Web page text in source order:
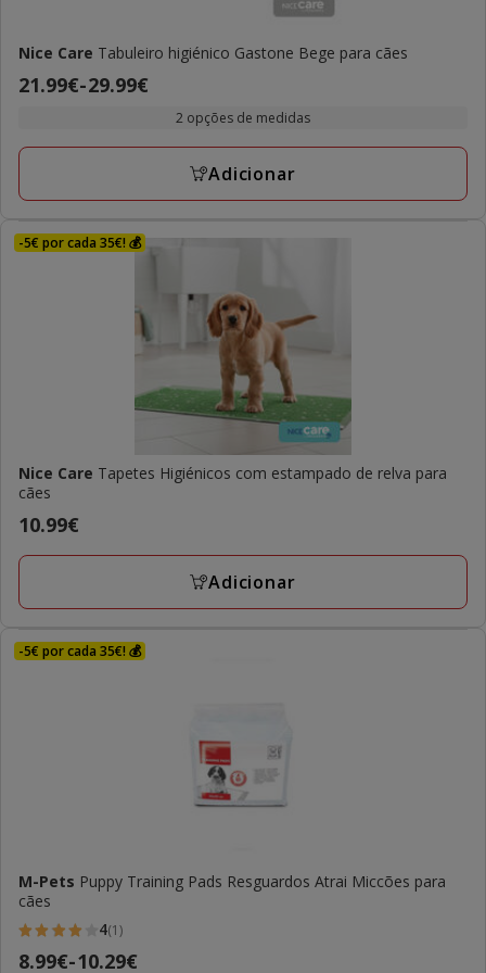
Nice Care Tabuleiro higiénico Gastone Bege para cães
Preço
a
29.99€
21.99€-29.99€
2 opções de medidas
Adicionar
-5€ por cada 35€! 💰
Nice Care Tapetes Higiénicos com estampado de relva para
cães
Preço
10.99€
10.99€
Adicionar
-5€ por cada 35€! 💰
M-Pets Puppy Training Pads Resguardos Atrai Miccões para
cães
4
estrelas
4(1)
Preço
8.99€-10.29€